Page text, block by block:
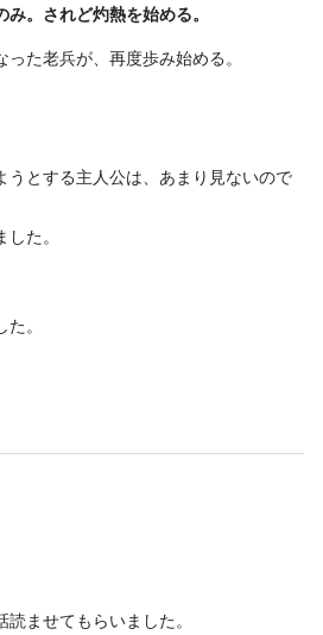
。されど灼熱を始める。
た老兵が、再度歩み始める。
うとする主人公は、あまり見ないので
た。
。
ませてもらいました。